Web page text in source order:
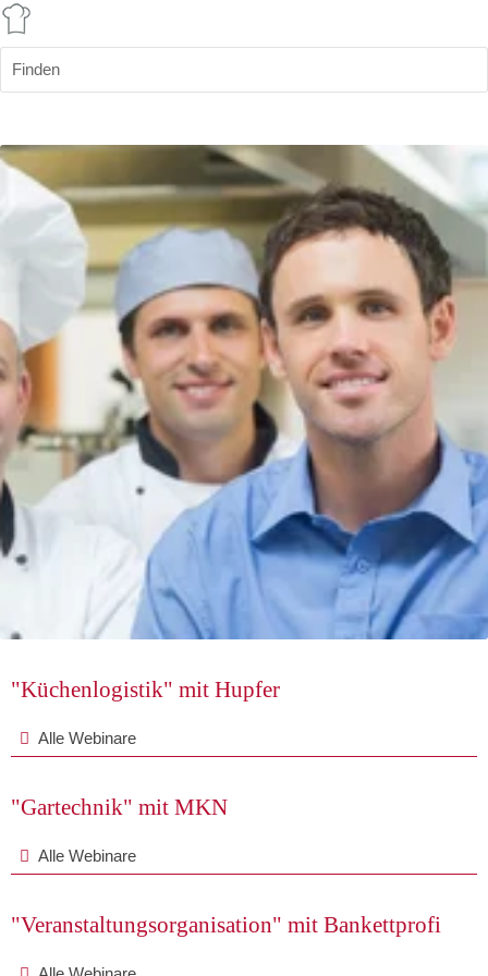
Finden
"Küchenlogistik" mit Hupfer
Alle Webinare
"Gartechnik" mit MKN
Alle Webinare
"Veranstaltungsorganisation" mit Bankettprofi